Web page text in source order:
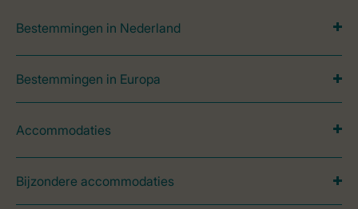
Bestemmingen in Nederland
Bestemmingen in Europa
Accommodaties
Bijzondere accommodaties